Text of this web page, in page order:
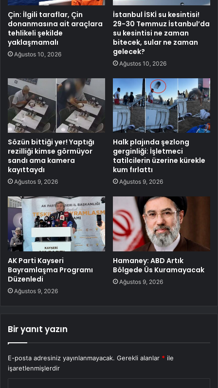
Çin: İlgili taraflar, Çin
donanmasına ait araçlara
tehlikeli şekilde
yaklaşmamalı
Ağustos 10, 2026
İstanbul İSKİ su kesintisi!
29-30 Temmuz İstanbul’da
su kesintisi ne zaman
bitecek, sular ne zaman
gelecek?
Ağustos 10, 2026
Sözün bittiği yer! Yaptığı
rezilliği kimse görmüyor
sandı ama kamera
kayıttaydı
Ağustos 9, 2026
Halk plajında şezlong
gerginliği: İşletmeci
tatilcilerin üzerine kürekle
kum fırlattı
Ağustos 9, 2026
AK Parti Kayseri
Bayramlaşma Programı
Düzenledi
Ağustos 9, 2026
Hamaney: ABD Artık
Bölgede Üs Kuramayacak
Ağustos 9, 2026
Bir yanıt yazın
E-posta adresiniz yayınlanmayacak. Gerekli alanlar * ile
işaretlenmişlerdir